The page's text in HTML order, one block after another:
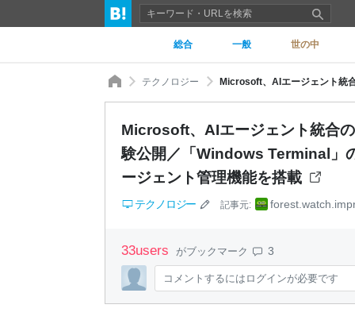
総合 一般 世の中
テクノロジー
Microsoft、AIエージェント統合
験公開／「Windows Terminal」
ージェント管理機能を搭載
テクノロジー 記事元:
33users がブックマーク 3
コメントするにはログインが必要です